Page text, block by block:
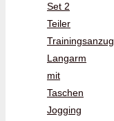
Set 2
Teiler
Trainingsanzug
Langarm
mit
Taschen
Jogging